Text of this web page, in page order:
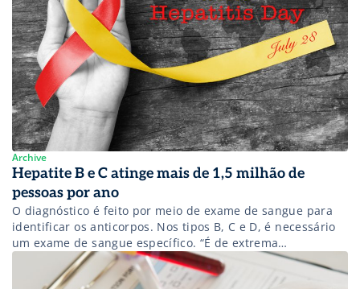
Archive
Hepatite B e C atinge mais de 1,5 milhão de
pessoas por ano
O diagnóstico é feito por meio de exame de sangue para
identificar os anticorpos. Nos tipos B, C e D, é necessário
um exame de sangue específico. “É de extrema
importância descobrir precocemente a doença para o
tratamento ter maiores chances de sucesso”, conclui.